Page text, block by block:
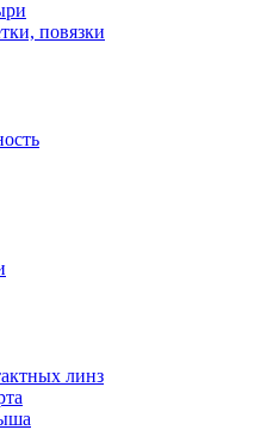
повязки
линз